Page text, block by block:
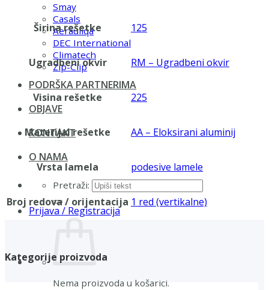
Smay
Casals
Aerauliqa
DEC International
Climatech
Zip-Clip
PODRŠKA PARTNERIMA
OBJAVE
KONTAKT
O NAMA
Pretraži:
Prijava / Registracija
Nema proizvoda u košarici.
Širina rešetke 125
Ugradbeni okvir RM – Ugradbeni okvir
Visina rešetke 225
Materijal rešetke AA – Eloksirani aluminij
Vrsta lamela podesive lamele
Broj redova / orijentacija 1 red (vertikalne)
Kategorije proizvoda